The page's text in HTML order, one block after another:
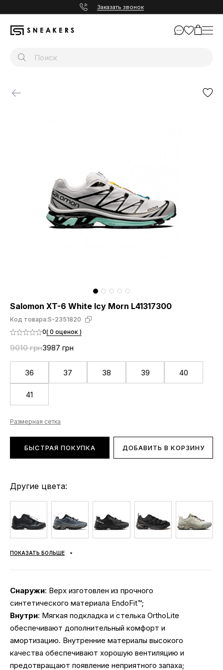
Заказать звонок
Salomon XT-6 White Icy Morn L41317300
Код товара:S-2351820
0( 0 оценок )
9010 грн3987 грн
36 37 38 39 40
41
Размерная сетка
БЫСТРАЯ ПОКУПКА ДОБАВИТЬ В КОРЗИНУ
Другие цвета:
ПОКАЗАТЬ БОЛЬШЕ
Снаружи: Верх изготовлен из прочного
синтетического материала EndoFit™;
Внутри: Мягкая подкладка и стелька OrthoLite
обеспечивают дополнительный комфорт и
амортизацию. Внутренние материалы высокого
качества обеспечивают хорошую вентиляцию и
предотвращают появление неприятного запаха;